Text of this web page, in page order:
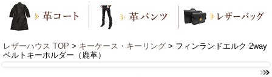
レザーハウス TOP > キーケース・キーリング > フィンランドエルク 2way
ベルトキーホルダー（鹿革）